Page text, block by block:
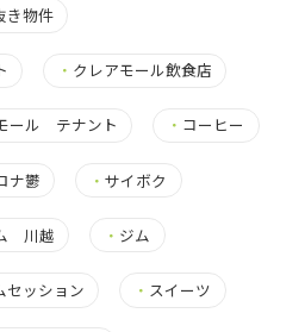
き物件
・ クレアモール飲食店
ール テナント ・ コーヒー
ナ鬱 ・サイボク
川越 ・ ジム
セッション ・ スイーツ